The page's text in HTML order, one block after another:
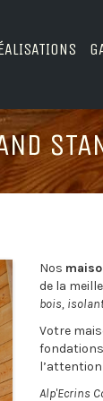
Nos
de la
bois,
Votre
Alp'Ecrins